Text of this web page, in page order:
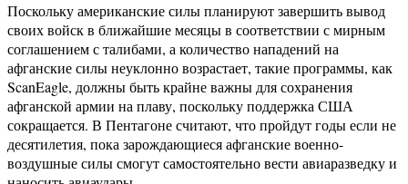
Поскольку американские силы планируют завершить вывод
своих войск в ближайшие месяцы в соответствии с мирным
соглашением с талибами, а количество нападений на
афганские силы неуклонно возрастает, такие программы, как
ScanEagle, должны быть крайне важны для сохранения
афганской армии на плаву, поскольку поддержка США
сокращается. В Пентагоне считают, что пройдут годы если не
десятилетия, пока зарождающиеся афганские военно-
воздушные силы смогут самостоятельно вести авиаразведку и